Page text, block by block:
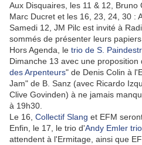
Aux Disquaires, les 11 & 12, Bruno
Marc Ducret et les 16, 23, 24, 30 :
Samedi 12, JM Pilc est invité à
sommés de présenter leurs papiers
Hors Agenda, le trio de S.
Dimanche 13 avec une
des Arpenteurs" de Denis Colin à
Jam" de B. Sanz (avec Ricardo
Clive Govinden) à ne jamais
à 19h30.
Le 16, Collectif Slang et EFM
Enfin, le 17, le trio d'Andy Emler
attendent à l'Ermitage, ainsi que